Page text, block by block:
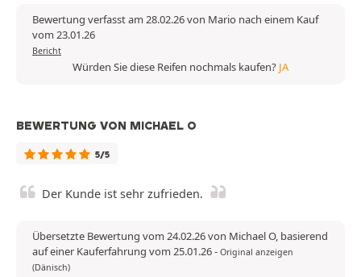
Bewertung verfasst am 28.02.26 von Mario nach einem Kauf
vom 23.01.26
Bericht
Würden Sie diese Reifen nochmals kaufen? JA
BEWERTUNG VON MICHAEL O
5/5
Der Kunde ist sehr zufrieden.
Übersetzte Bewertung vom 24.02.26 von Michael O, basierend
auf einer Kauferfahrung vom 25.01.26- Original anzeigen
(Dänisch)